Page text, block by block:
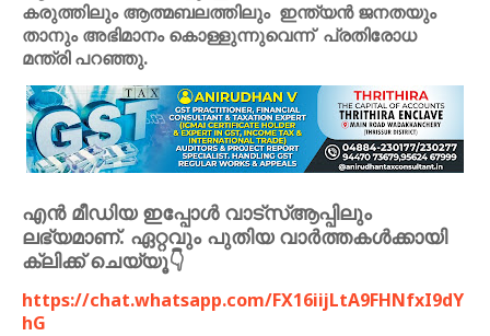
കരുത്തിലും ആത്മബലത്തിലും ഇന്ത്യൻ ജനതയും
താനും അഭിമാനം കൊള്ളുന്നുവെന്ന് പ്രതിരോധ
മന്ത്രി പറഞ്ഞു.
എൻ മീഡിയ ഇപ്പോൾ വാട്സ്ആപ്പിലും
ലഭ്യമാണ്. ഏറ്റവും പുതിയ വാർത്തകൾക്കായി
ക്ലിക്ക് ചെയ്യൂ👇
https://chat.whatsapp.com/FX16iijLtA9FHNfxI9dY
hG